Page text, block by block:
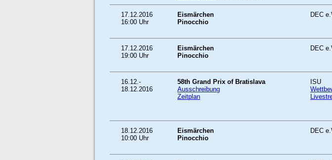
17.12.2016
16:00 Uhr
Eismärchen
Pinocchio
DEC
17.12.2016
19:00 Uhr
Eismärchen
Pinocchio
DEC
16.12.-
18.12.2016
58th Grand Prix of Bratislava
Ausschreibung
Zeitplan
ISU
18.12.2016
10:00 Uhr
Eismärchen
Pinocchio
DEC